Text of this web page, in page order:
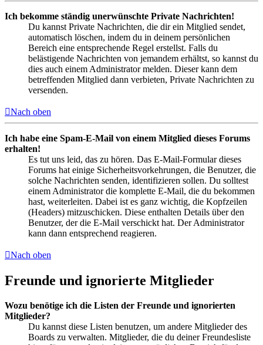
Ich bekomme ständig unerwünschte Private Nachrichten!
Du kannst Private Nachrichten, die dir ein Mitglied sendet,
automatisch löschen, indem du in deinem persönlichen
Bereich eine entsprechende Regel erstellst. Falls du
belästigende Nachrichten von jemandem erhältst, so kannst du
dies auch einem Administrator melden. Dieser kann dem
betreffenden Mitglied dann verbieten, Private Nachrichten zu
versenden.
Nach oben
Ich habe eine Spam-E-Mail von einem Mitglied dieses Forums
erhalten!
Es tut uns leid, das zu hören. Das E-Mail-Formular dieses
Forums hat einige Sicherheitsvorkehrungen, die Benutzer, die
solche Nachrichten senden, identifizieren sollen. Du solltest
einem Administrator die komplette E-Mail, die du bekommen
hast, weiterleiten. Dabei ist es ganz wichtig, die Kopfzeilen
(Headers) mitzuschicken. Diese enthalten Details über den
Benutzer, der die E-Mail verschickt hat. Der Administrator
kann dann entsprechend reagieren.
Nach oben
Freunde und ignorierte Mitglieder
Wozu benötige ich die Listen der Freunde und ignorierten
Mitglieder?
Du kannst diese Listen benutzen, um andere Mitglieder des
Boards zu verwalten. Mitglieder, die du deiner Freundesliste